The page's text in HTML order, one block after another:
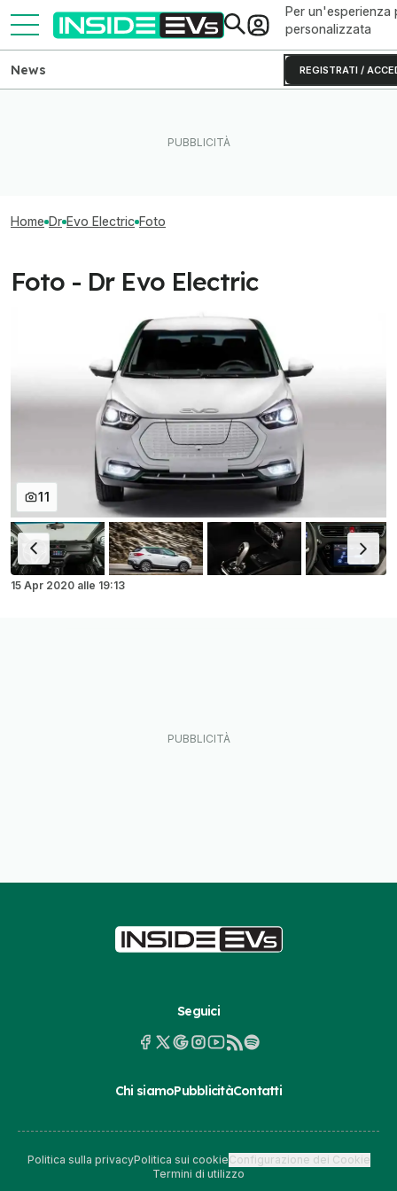
Per un'esperienza
personalizzata
REGISTRATI /
News
Home Dr Evo Electric Foto
Foto - Dr Evo Electric
11
15 Apr 2020 alle 19:13
Seguici
Chi siamoPubblicitàContatti
Politica sulla privacyPolitica sui cookieConfigurazione dei Cookie
Termini di utilizzo